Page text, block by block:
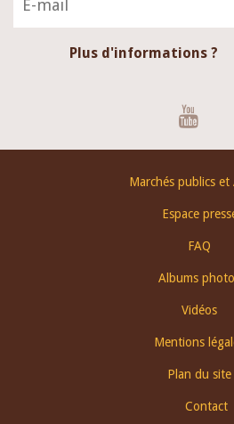
Plus d'informations ?
Marchés publics et
Espace
FAQ
Albums
Vidéos
Mentions
Plan du site
Contact